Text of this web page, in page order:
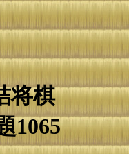
将棋
1065